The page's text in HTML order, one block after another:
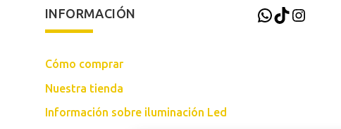
INFORMACIÓN
Cómo comprar
Nuestra tienda
Información sobre iluminación Led
WhatsApp
TikTok